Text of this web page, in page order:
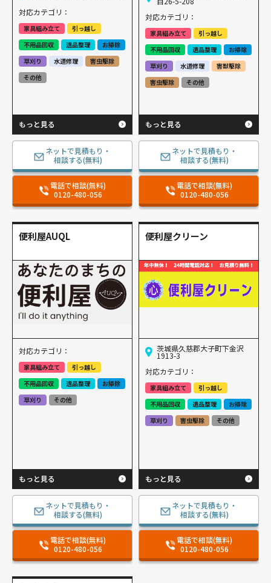
対応カテゴリ：
家具組み立て
引っ越し
不用品回収
遺品整理
お掃除
草刈り
水道修理
害虫駆除
その他
もっと見る
ネットで見積もり・
相談する(無料)
電話で相談(無料)
0120-480-056
対応カテゴリ：
家具組み立て
引っ越し
不用品回収
遺品整理
お掃除
草刈り
水道修理
害獣駆除
害虫駆除
その他
もっと見る
ネットで見積もり・
相談する(無料)
電話で相談(無料)
0120-480-056
便利屋AUQL
対応カテゴリ：
家具組み立て
引っ越し
不用品回収
遺品整理
お掃除
草刈り
その他
もっと見る
ネットで見積もり・
相談する(無料)
電話で相談(無料)
0120-480-056
便利屋クリーン
茨城県久慈郡大子町下金沢
1913-3
対応カテゴリ：
家具組み立て
引っ越し
不用品回収
遺品整理
お掃除
草刈り
害虫駆除 その他
もっと見る
ネットで見積もり・
相談する(無料)
電話で相談(無料)
0120-480-056